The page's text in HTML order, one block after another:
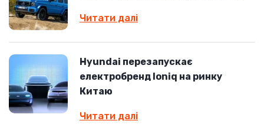
Читати далі
Hyundai перезапускає
електробренд Ioniq на ринку
Китаю
Читати далі